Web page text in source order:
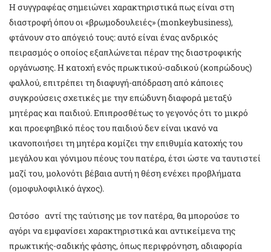
Η συγγραφέας σημειώνει χαρακτηριστικά πως είναι στη
διαστροφή όπου οι «βρωμοδουλειές» (monkeybusiness),
φτάνουν στο απόγειό τους: αυτό είναι ένας ανδρικός
πειρασμός ο οποίος εξαπλώνεται πέραν της διαστροφικής
οργάνωσης. Η κατοχή ενός πρωκτικού-σαδικού (κοπρώδους)
φαλλού, επιτρέπει τη διαφυγή-απόδραση από κάποιες
συγκρούσεις σχετικές με την επώδυνη διαφορά μεταξύ
μητέρας και παιδιού. Επιπροσθέτως το γεγονός ότι το μικρό
και προεφηβικό πέος του παιδιού δεν είναι ικανό να
ικανοποιήσει τη μητέρα κομίζει την επιθυμία κατοχής του
μεγάλου και γόνιμου πέους του πατέρα, έτσι ώστε να ταυτιστεί
μαζί του, μολονότι βέβαια αυτή η θέση ενέχει προβλήματα
(ομοφυλοφιλικό άγχος).
Ωστόσο αντί της ταύτισης με τον πατέρα, θα μπορούσε το
αγόρι να εμφανίσει χαρακτηριστικά και αντικείμενα της
πρωκτικής-σαδικής φάσης, όπως περιφρόνηση, αδιαφορία